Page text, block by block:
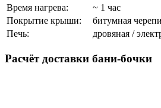
Время нагрева:
~ 1 час
Покрытие крыши:
битумная
Печь:
дровяная /
Расчёт доставки бани-бочки